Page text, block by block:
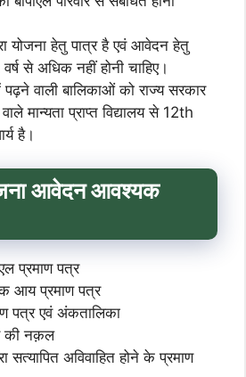
योजना हेतु पात्र है एवं आवेदन हेतु
से अधिक नहीं होनी चाहिए।
वाली बालिकाओं को राज्य सरकार
मान्यता प्राप्त विद्यालय से 12th
है।
आवेदन आवश्यक
प्रमाण पत्र
आय प्रमाण पत्र
पत्र एवं अंकतालिका
की नक़ल
सत्यापित अविवाहित होने के प्रमाण